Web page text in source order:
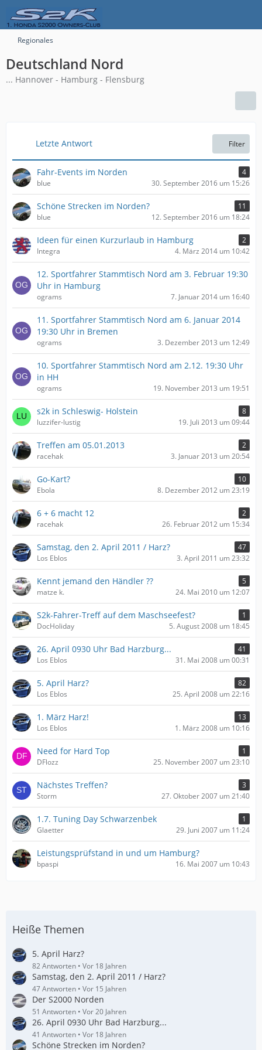
Regionales
Deutschland Nord
... Hannover - Hamburg - Flensburg
Letzte Antwort Filter
Fahr-Events im Norden
4
blue
30. September 2016 um 15:26
Schöne Strecken im Norden?
11
blue
12. September 2016 um 18:24
Ideen für einen Kurzurlaub in Hamburg
2
Integra
4. März 2014 um 10:42
12. Sportfahrer Stammtisch Nord am 3. Februar 19:30
Uhr in Hamburg
ograms 7. Januar 2014 um 16:40
11. Sportfahrer Stammtisch Nord am 6. Januar 2014
19:30 Uhr in Bremen
ograms 3. Dezember 2013 um 12:49
10. Sportfahrer Stammtisch Nord am 2.12. 19:30 Uhr
in HH
ograms 19. November 2013 um 19:51
s2k in Schleswig- Holstein
8
luzzifer-lustig
19. Juli 2013 um 09:44
Treffen am 05.01.2013
2
racehak
3. Januar 2013 um 20:54
Go-Kart?
10
Ebola
8. Dezember 2012 um 23:19
6 + 6 macht 12
2
racehak
26. Februar 2012 um 15:34
Samstag, den 2. April 2011 / Harz?
47
Los Eblos
3. April 2011 um 23:32
Kennt jemand den Händler ??
5
matze k.
24. Mai 2010 um 12:07
S2k-Fahrer-Treff auf dem Maschseefest?
1
DocHoliday
5. August 2008 um 18:45
26. April 0930 Uhr Bad Harzburg...
41
Los Eblos
31. Mai 2008 um 00:31
5. April Harz?
82
Los Eblos
25. April 2008 um 22:16
1. März Harz!
13
Los Eblos
1. März 2008 um 10:16
Need for Hard Top
1
DFlozz
25. November 2007 um 23:10
Nächstes Treffen?
3
Storm
27. Oktober 2007 um 21:40
1.7. Tuning Day Schwarzenbek
1
Glaetter
29. Juni 2007 um 11:24
Leistungsprüfstand in und um Hamburg?
bpaspi 16. Mai 2007 um 10:43
Heiße Themen
5. April Harz?
82 Antworten Vor 18 Jahren
Samstag, den 2. April 2011 / Harz?
47 Antworten Vor 15 Jahren
Der S2000 Norden
51 Antworten Vor 20 Jahren
26. April 0930 Uhr Bad Harzburg...
41 Antworten Vor 18 Jahren
Schöne Strecken im Norden?